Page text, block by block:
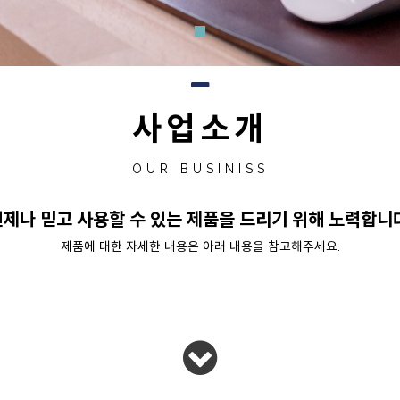
사업소개
OUR BUSINISS
나 믿고 사용할 수 있는 제품을 드리기 위해 노력합니
제품에 대한 자세한 내용은 아래 내용을 참고해주세요.